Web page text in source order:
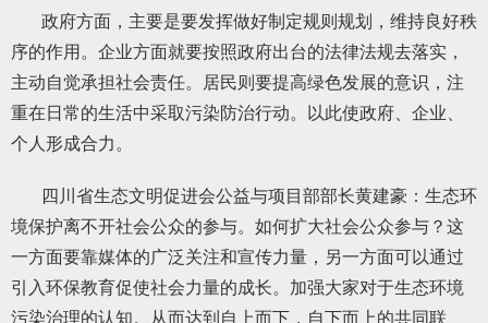
政府方面，主要是要发挥做好制定规则规划，维持良好秩
序的作用。企业方面就要按照政府出台的法律法规去落实，
主动自觉承担社会责任。居民则要提高绿色发展的意识，注
重在日常的生活中采取污染防治行动。以此使政府、企业、
个人形成合力。
四川省生态文明促进会公益与项目部部长黄建豪：生态环
境保护离不开社会公众的参与。如何扩大社会公众参与？这
一方面要靠媒体的广泛关注和宣传力量，另一方面可以通过
引入环保教育促使社会力量的成长。加强大家对于生态环境
污染治理的认知。从而达到自上而下，自下而上的共同联